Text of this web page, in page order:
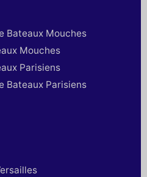
Bateaux Mouches
Mouches
Parisiens
Bateaux Parisiens